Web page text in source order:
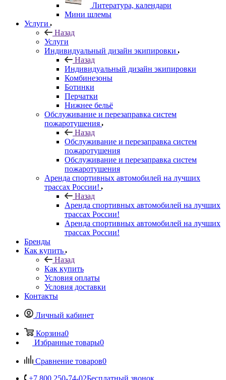
Литература, календари
Мини шлемы
Услуги
Назад
Услуги
Индивидуальный дизайн экипировки
Назад
Индивидуальный дизайн экипировки
Комбинезоны
Ботинки
Перчатки
Нижнее бельё
Обслуживание и перезаправка систем
пожаротушения
Назад
Обслуживание и перезаправка систем
пожаротушения
Обслуживание и перезаправка систем
пожаротушения
Аренда спортивных автомобилей на лучших
трассах России!
Назад
Аренда спортивных автомобилей на лучших
трассах России!
Аренда спортивных автомобилей на лучших
трассах России!
Бренды
Как купить
Назад
Как купить
Условия оплаты
Условия доставки
Контакты
Личный кабинет
Корзина0
Избранные товары0
Сравнение товаров0
+7 800 250-74-02Бесплатный звонок